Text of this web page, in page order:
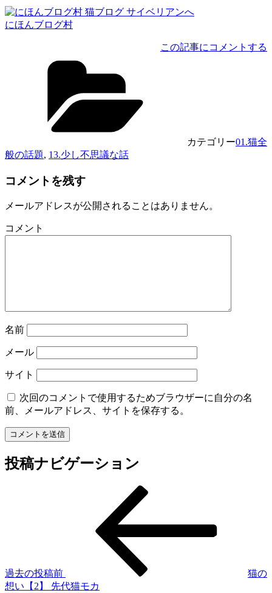
にほんブログ村
この記事にコメントする
カテゴリー01.猫全
般の話題, 13.少し不思議な話
コメントを残す
メールアドレスが公開されることはありません。
コメント
名前
メール
サイト
次回のコメントで使用するためブラウザーに自分の名
前、メールアドレス、サイトを保存する。
投稿ナビゲーション
過去の投稿前
猫の
想い【2】 先代猫モカ